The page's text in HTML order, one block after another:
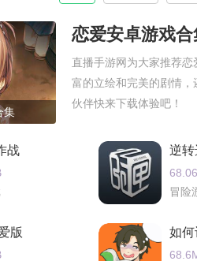
集
恋爱安卓游戏合
直播手游网为大家推荐
富的立绘和完美的剧情
伙伴快来下载体验吧！
战 逆转
冒险
版 如